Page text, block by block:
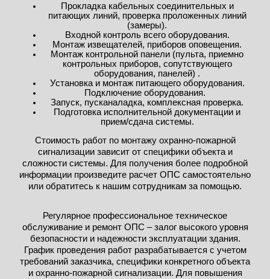
Прокладка кабельных соединительных и
питающих линий, проверка проложенных линий
(замеры).
Входной контроль всего оборудования.
Монтаж извещателей, приборов оповещения.
Монтаж контрольной панели (пульта, приемно
контрольных приборов, сопутствующего
оборудования, панелей) .
Установка и монтаж питающего оборудования.
Подключение оборудования.
Запуск, пусканаладка, комплексная проверка.
Подготовка исполнительной документации и
прием/сдача системы.
Стоимость работ по монтажу охранно-пожарной
сигнализации зависит от специфики объекта и
сложности системы. Для получения более подробной
информации произведите расчет ОПС самостоятельно
или обратитесь к нашим сотрудникам за помощью.
Регулярное профессиональное техническое
обслуживание и ремонт ОПС – залог высокого уровня
безопасности и надежности эксплуатации здания.
График проведения работ разрабатывается с учетом
требований заказчика, специфики конкретного объекта
и охранно-пожарной сигнализации. Для повышения